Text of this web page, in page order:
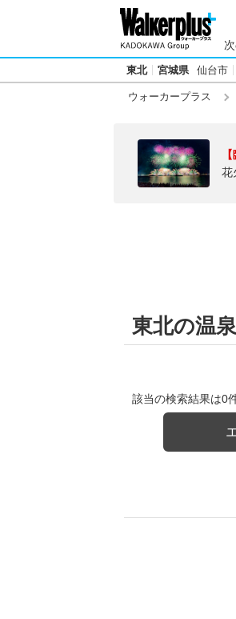
東北 宮城県 仙台市
ウォーカープラス
花
東北の温
該当の検索結果は0